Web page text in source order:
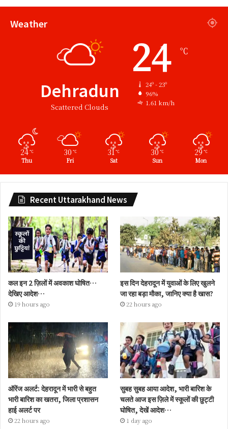
Weather
Dehradun
Scattered Clouds
24 ℃
24º - 23º
96%
1.61 km/h
24 ℃
Thu
30 ℃
Fri
31℃
Sat
30℃
Sun
29℃
Mon
Recent Uttarakhand News
कल इन 2 ज़िलों में अवकाश घोषित…
देखिए आदेश…
19 hours ago
इस दिन देहरादून में युवाओं के लिए खुलने
जा रहा बड़ा मौका, जानिए क्या है खास?
22 hours ago
ऑरेंज अलर्ट: देहरादून में भारी से बहुत
भारी बारिश का खतरा, जिला प्रशासन
हाई अलर्ट पर
22 hours ago
सुबह सुबह आया आदेश, भारी बारिश के
चलते आज इस ज़िले में स्कूलों की छुट्टी
घोषित, देखें आदेश…
1 day ago